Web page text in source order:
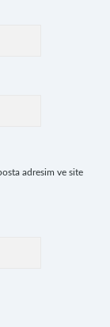
adresim ve site